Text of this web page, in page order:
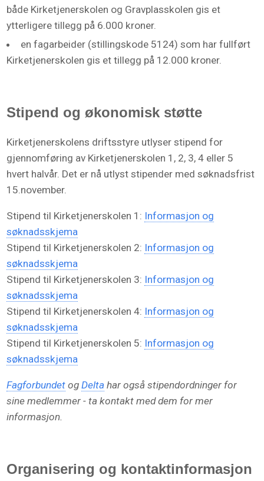
både Kirketjenerskolen og Gravplasskolen gis et
ytterligere tillegg på 6.000 kroner.
en fagarbeider (stillingskode 5124) som har fullført
Kirketjenerskolen gis et tillegg på 12.000 kroner.
Stipend og økonomisk støtte
Kirketjenerskolens driftsstyre utlyser stipend for
gjennomføring av Kirketjenerskolen 1, 2, 3, 4 eller 5
hvert halvår. Det er nå utlyst stipender med søknadsfrist
15.november.
Stipend til Kirketjenerskolen 1: Informasjon og
søknadsskjema
Stipend til Kirketjenerskolen 2: Informasjon og
søknadsskjema
Stipend til Kirketjenerskolen 3: Informasjon og
søknadsskjema
Stipend til Kirketjenerskolen 4: Informasjon og
søknadsskjema
Stipend til Kirketjenerskolen 5: Informasjon og
søknadsskjema
Fagforbundet ogDelta har også stipendordninger for
sine medlemmer - ta kontakt med dem for mer
informasjon.
Organisering og kontaktinformasjon